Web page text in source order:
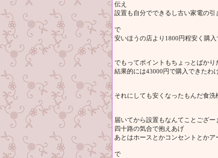
伝え
設置も自分でできるし古い家電の
で
安いほうの店より1800円程安く購
でもってポイントもちょっとばかり
結果的には43000円で購入できたわ
それにしても安くなったもんだ食洗
届いてから設置もなんてことござー
四十路の気合で抱えあげ
あとはホースとかコンセントとか
で